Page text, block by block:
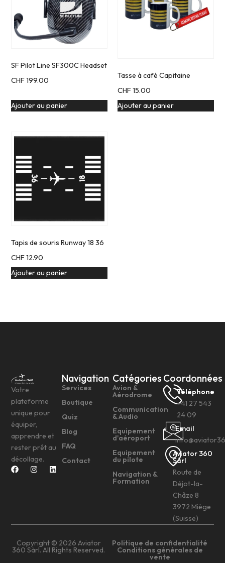
SF Pilot Line SF300C Headset
CHF199.00
Ajouter au panier
Tasse à café Capitaine
CHF15.00
Ajouter au panier
Tapis de souris Runway 18 36
CHF12.90
Ajouter au panier
Votre
plateforme
unique pour
équiper,
apprendre et
rester prêt au
décollage.
Navigation
Services
Boutique
Quiz
Blog
FAQ
Contact
Catégories
Avion &
Aérodrome
Communication
& Audio
Equipement
d'aéroport
Equipement
du pilote
Navigation &
Formation
Coordonnées
Téléphone
+41 27 543
24 09
Email
Aviator 360
Sàrl
Route de
Déjot-la-
Châze 8
3972 Miège
(Suisse)
Copyright © 2026 Aviator
360 Sàrl. All Rights Reserved.
Politique de confidentialité
Conditions générales de
vente